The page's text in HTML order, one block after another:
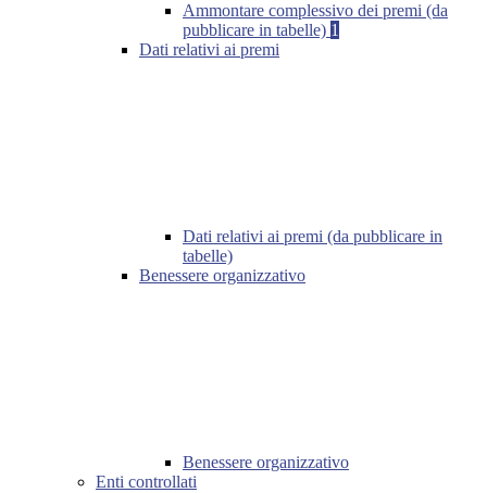
Ammontare complessivo dei premi (da
pubblicare in tabelle) 1
Dati relativi ai premi
Dati relativi ai premi (da pubblicare in
tabelle)
Benessere organizzativo
Benessere organizzativo
Enti controllati